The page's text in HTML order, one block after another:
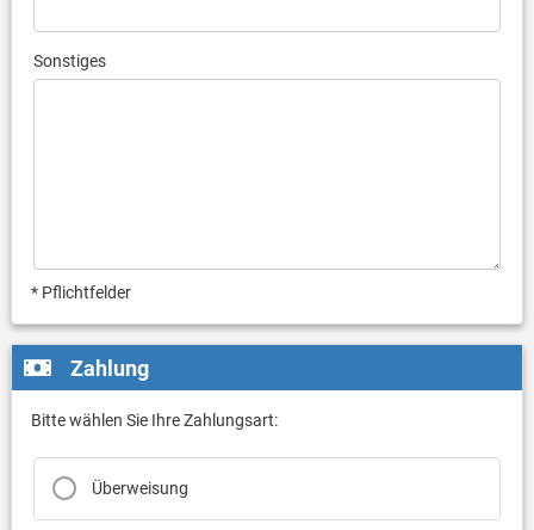
Sonstiges
* Pflichtfelder
Zahlung
Bitte wählen Sie Ihre Zahlungsart:
Überweisung